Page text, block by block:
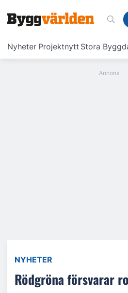
Nyheter Projektnytt Stora
NYHETER
Rödgröna försvarar